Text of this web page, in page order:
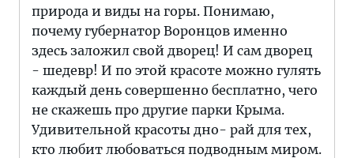
природа и виды на горы. Понимаю,
почему губернатор Воронцов именно
здесь заложил свой дворец! И сам дворец
- шедевр! И по этой красоте можно гулять
каждый день совершенно бесплатно, чего
не скажешь про другие парки Крыма.
Удивительной красоты дно- рай для тех,
кто любит любоваться подводным миром.